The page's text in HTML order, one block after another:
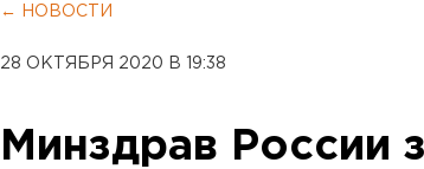
← НОВОСТИ
28 ОКТЯБРЯ 2020 В 19:38
Минздрав России